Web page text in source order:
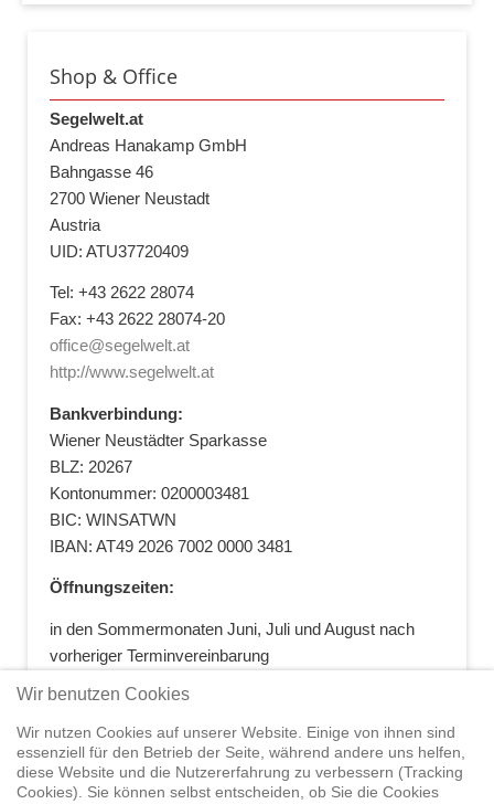
Shop & Office
Segelwelt.at
Andreas Hanakamp GmbH
Bahngasse 46
2700 Wiener Neustadt
Austria
UID: ATU37720409
Tel: +43 2622 28074
Fax: +43 2622 28074-20
office@segelwelt.at
http://www.segelwelt.at
Bankverbindung:
Wiener Neustädter Sparkasse
BLZ: 20267
Kontonummer: 0200003481
BIC: WINSATWN
IBAN: AT49 2026 7002 0000 3481
Öffnungszeiten:
in den Sommermonaten Juni, Juli und August nach
vorheriger Terminvereinbarung
Wir benutzen Cookies
Wir nutzen Cookies auf unserer Website. Einige von ihnen sind
essenziell für den Betrieb der Seite, während andere uns helfen,
diese Website und die Nutzererfahrung zu verbessern (Tracking
Cookies). Sie können selbst entscheiden, ob Sie die Cookies